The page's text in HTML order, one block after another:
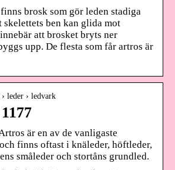
brosk som gör leden stadiga
ben kan glida mot
att brosket bryts ner
upp. De flesta som får artros är
leder › ledvark
är en av de vanligaste
finns oftast i knäleder, höftleder,
småleder och stortåns grundled.